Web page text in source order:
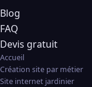
Blog
FAQ
Devis gratuit
Accueil
Création site par métier
Site internet jardinier